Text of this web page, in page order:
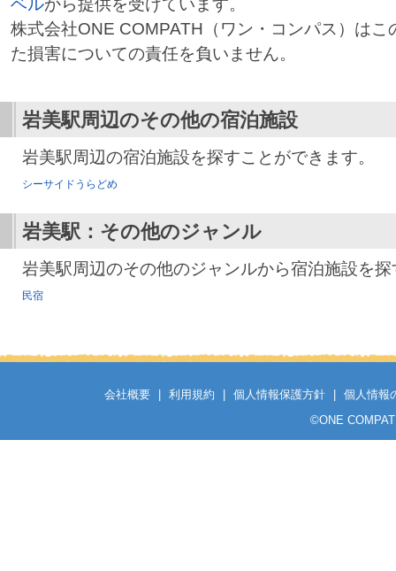
ベルから提供を受けています。
株式会社ONE COMPATH（ワン・コンパス）はこ
た損害についての責任を負いません。
岩美駅周辺のその他の宿泊施設
岩美駅周辺の宿泊施設を探すことができます。
シーサイドうらどめ
岩美駅 ：その他のジャンル
岩美駅周辺のその他のジャンルから宿泊施設を
民宿
会社概要 利用規約 個人情報保護方針
個人情報
©ONE